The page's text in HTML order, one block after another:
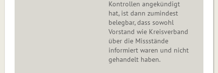
Kontrollen angekündigt
hat, ist dann zumindest
belegbar, dass sowohl
Vorstand wie Kreisverband
über die Missstände
informiert waren und nicht
gehandelt haben.